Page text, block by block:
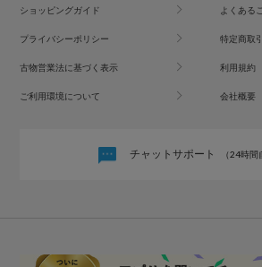
ショッピングガイド よくある
プライバシーポリシー 特定商取
古物営業法に基づく表示 利用規約
ご利用環境について 会社概要
チャットサポート （24時間